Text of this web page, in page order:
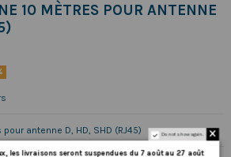
10 MÈTRES POUR ANTENNE
antenne D, HD, SHD (RJ45) Do not show again.
, les livraisons seront suspendues du 7 août au 27 août